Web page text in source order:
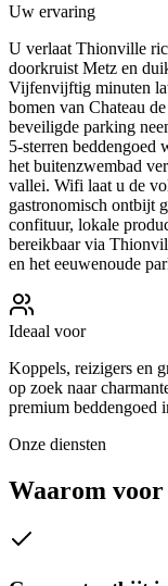
Uw ervaring
U verlaat Thionville
doorkruist Metz en
Vijfenvijftig minuten
bomen van Chateau
beveiligde parking
5-sterren beddengoed
het buitenzwembad
vallei. Wifi laat u de
gastronomisch ontbijt
confituur, lokale
bereikbaar via
en het eeuwenoude
Ideaal voor
Koppels, reizigers en
op zoek naar
premium beddengoed
Onze diensten
Waarom voor